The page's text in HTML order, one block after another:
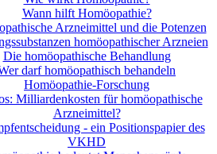
Wann hilft Homöopathie?
Arzneimittel und die Potenzen
homöopathischer Arzneien
Die homöopathische Behandlung
darf homöopathisch behandeln
Homöopathie-Forschung
Milliardenkosten für homöopathische
Arzneimittel?
- ein Positionspapier des
VKHD